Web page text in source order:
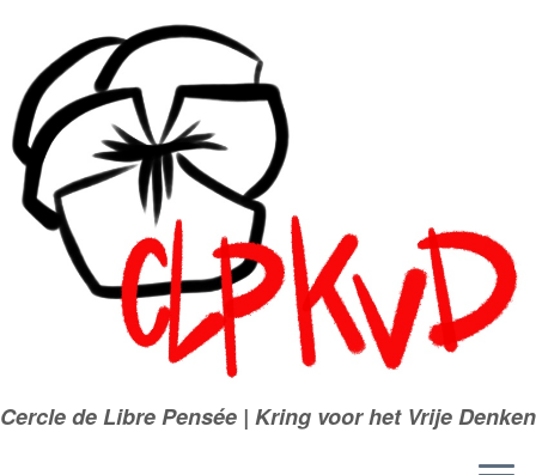
contenu
Cercle de Libre Pensée | Kring voor het Vrije Denken